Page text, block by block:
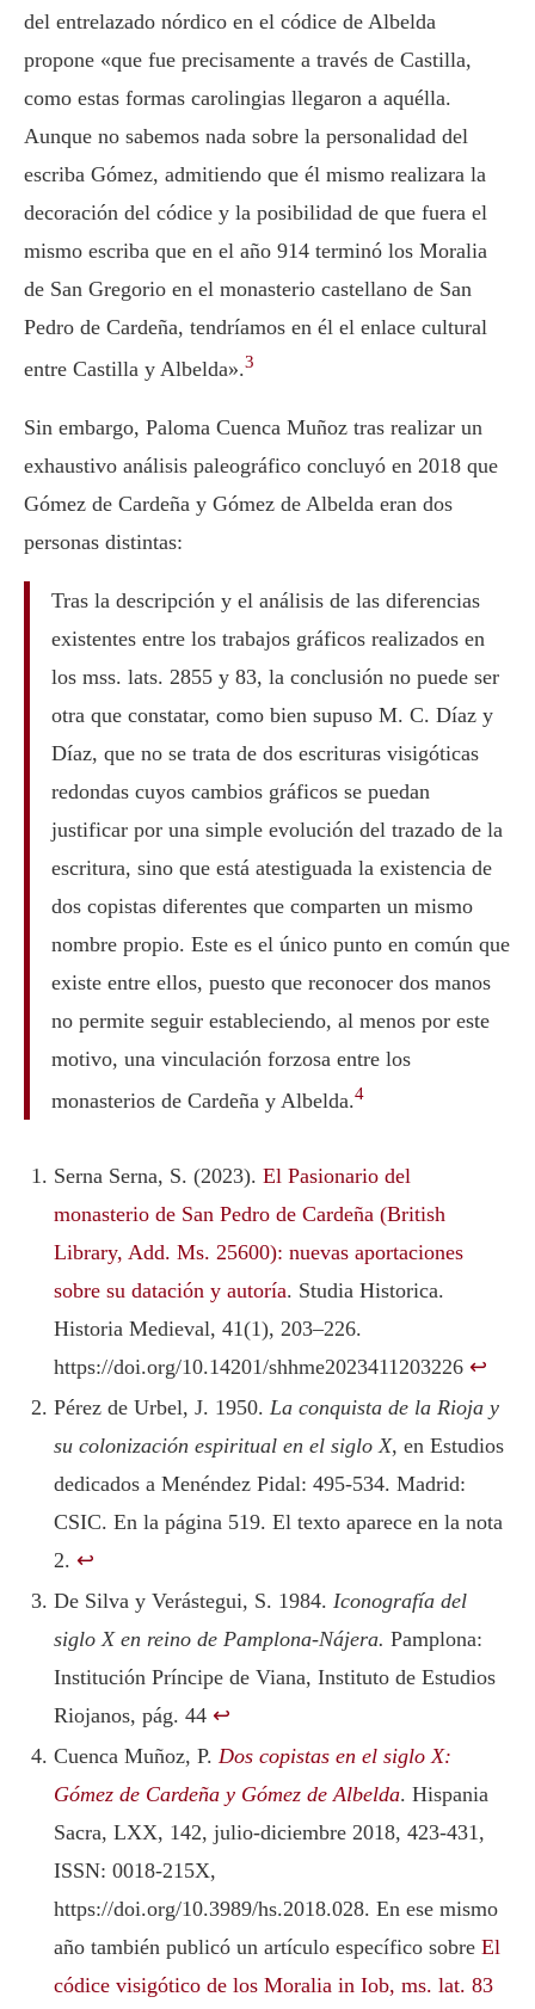
del entrelazado nórdico en el códice de Albelda
propone «que fue precisamente a través de Castilla,
como estas formas carolingias llegaron a aquélla.
Aunque no sabemos nada sobre la personalidad del
escriba Gómez, admitiendo que él mismo realizara la
decoración del códice y la posibilidad de que fuera el
mismo escriba que en el año 914 terminó los Moralia
de San Gregorio en el monasterio castellano de San
Pedro de Cardeña, tendríamos en él el enlace cultural
entre Castilla y Albelda».3
Sin embargo, Paloma Cuenca Muñoz tras realizar un
exhaustivo análisis paleográfico concluyó en 2018 que
Gómez de Cardeña y Gómez de Albelda eran dos
personas distintas:
Tras la descripción y el análisis de las diferencias
existentes entre los trabajos gráficos realizados en
los mss. lats. 2855 y 83, la conclusión no puede ser
otra que constatar, como bien supuso M. C. Díaz y
Díaz, que no se trata de dos escrituras visigóticas
redondas cuyos cambios gráficos se puedan
justificar por una simple evolución del trazado de la
escritura, sino que está atestiguada la existencia de
dos copistas diferentes que comparten un mismo
nombre propio. Este es el único punto en común que
existe entre ellos, puesto que reconocer dos manos
no permite seguir estableciendo, al menos por este
motivo, una vinculación forzosa entre los
monasterios de Cardeña y Albelda.4
Serna Serna, S. (2023). El Pasionario del
monasterio de San Pedro de Cardeña (British
Library, Add. Ms. 25600): nuevas aportaciones
sobre su datación y autoría. Studia Historica.
Historia Medieval, 41(1), 203–226.
https://doi.org/10.14201/shhme2023411203226 ↩︎
Pérez de Urbel, J. 1950. La conquista de la Rioja y
su colonización espiritual en el siglo X, en Estudios
dedicados a Menéndez Pidal: 495-534. Madrid:
CSIC. En la página 519. El texto aparece en la nota
2. ↩︎
De Silva y Verástegui, S. 1984. Iconografía del
siglo X en reino de Pamplona-Nájera. Pamplona:
Institución Príncipe de Viana, Instituto de Estudios
Riojanos, pág. 44 ↩︎
Cuenca Muñoz, P. Dos copistas en el siglo X:
Gómez de Cardeña y Gómez de Albelda. Hispania
Sacra, LXX, 142, julio-diciembre 2018, 423-431,
ISSN: 0018-215X,
https://doi.org/10.3989/hs.2018.028. En ese mismo
año también publicó un artículo específico sobre El
códice visigótico de los Moralia in Iob, ms. lat. 83